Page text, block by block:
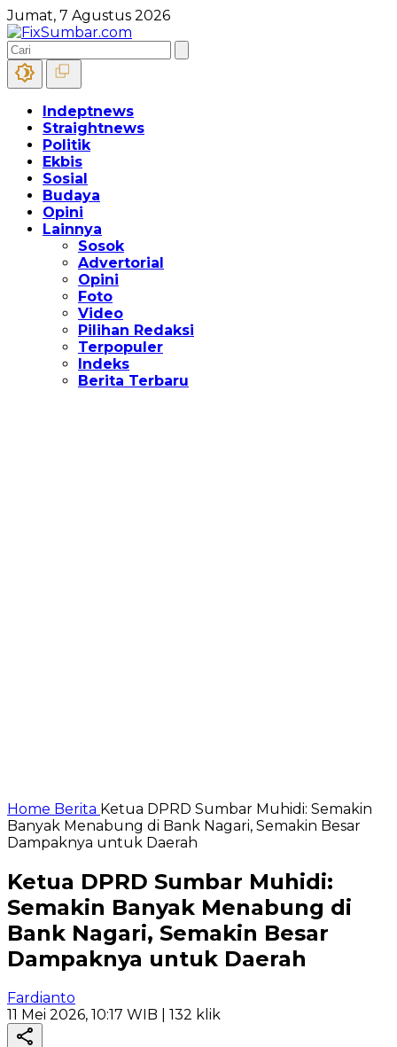
Jumat, 7 Agustus 2026
Indeptnews
Straightnews
Politik
Ekbis
Sosial
Budaya
Opini
Lainnya
Sosok
Advertorial
Opini
Foto
Video
Pilihan Redaksi
Terpopuler
Indeks
Berita Terbaru
Home Berita Ketua DPRD Sumbar Muhidi: Semakin
Banyak Menabung di Bank Nagari, Semakin Besar
Dampaknya untuk Daerah
Ketua DPRD Sumbar Muhidi:
Semakin Banyak Menabung di
Bank Nagari, Semakin Besar
Dampaknya untuk Daerah
Fardianto
11 Mei 2026, 10:17 WIB | 132 klik